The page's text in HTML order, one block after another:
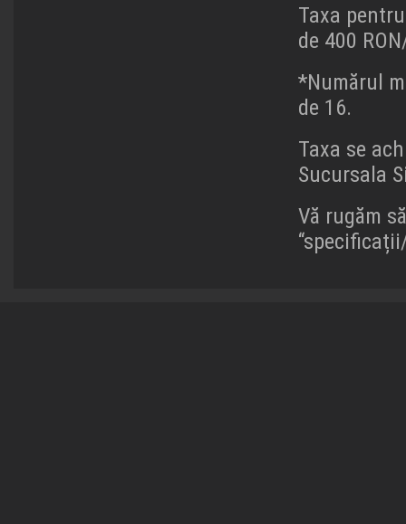
Taxa
de 400
*Numărul
de 16.
Taxa se
Sucursala
Vă rugăm